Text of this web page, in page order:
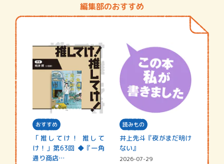
編集部のおすすめ
おすすめ
「推してけ！ 推して
け！」第63回 ◆『一角
通り商店…
読みもの
井上先斗『夜がまだ明け
ない』
2026-07-29